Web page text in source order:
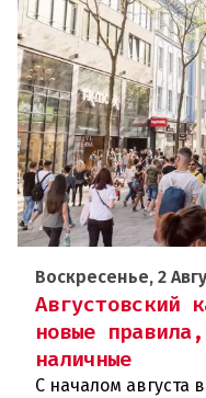
Воскресенье, 2
Августовский
новые
наличные
С началом августа